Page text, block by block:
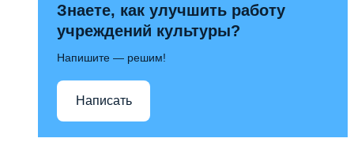
Знаете, как улучшить работу
учреждений культуры?
Напишите — решим!
Написать